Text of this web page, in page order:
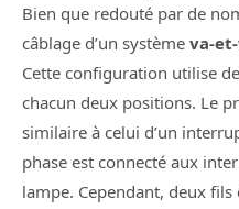
Bien que redouté par de
câblage d’un système va-
Cette configuration utilise
chacun deux positions. Le
similaire à celui d’un
phase est connecté aux
lampe. Cependant, deux